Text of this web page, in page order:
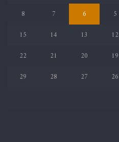
5
6
7
8
12
13
14
15
19
20
21
22
26
27
28
29